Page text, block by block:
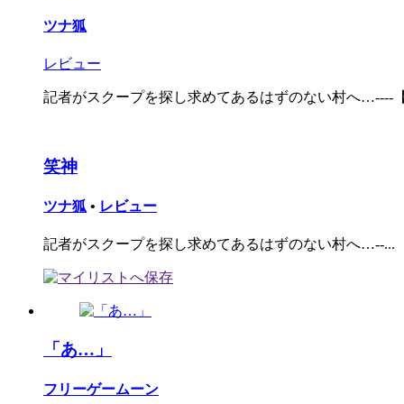
ツナ狐
レビュー
記者がスクープを探し求めてあるはずのない村へ…----
笑神
ツナ狐 • レビュー
記者がスクープを探し求めてあるはずのない村へ…--...
「あ…」
フリーゲームーン